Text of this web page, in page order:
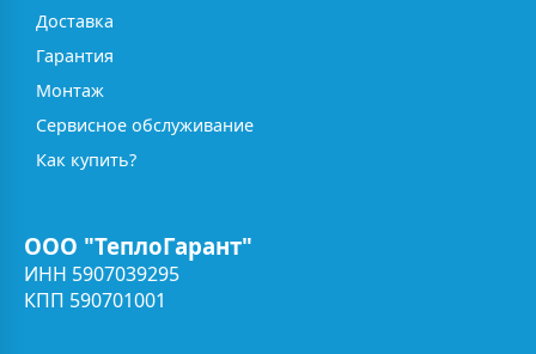
Доставка
Гарантия
Монтаж
Сервисное обслуживание
Как купить?
ООО "ТеплоГарант"
ИНН 5907039295
КПП 590701001